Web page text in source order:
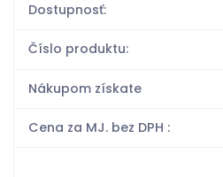
Dostupnosť:
Číslo produktu:
Nákupom získate
Cena za MJ. bez DPH :